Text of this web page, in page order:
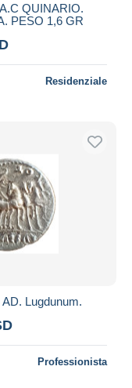
QUINARIO.
PESO 1,6 GR
Residenziale
Lugdunum.
Professionista